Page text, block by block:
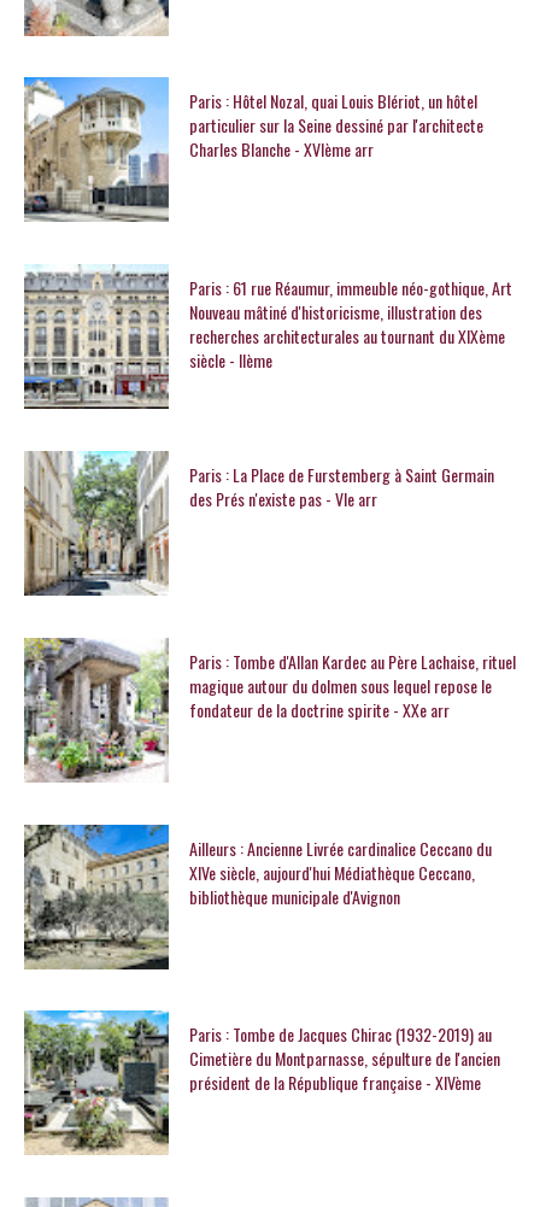
Paris : Hôtel Nozal, quai Louis Blériot, un hôtel
particulier sur la Seine dessiné par l'architecte
Charles Blanche - XVIème arr
Paris : 61 rue Réaumur, immeuble néo-gothique, Art
Nouveau mâtiné d'historicisme, illustration des
recherches architecturales au tournant du XIXème
siècle - IIème
Paris : La Place de Furstemberg à Saint Germain
des Prés n'existe pas - VIe arr
Paris : Tombe d'Allan Kardec au Père Lachaise, rituel
magique autour du dolmen sous lequel repose le
fondateur de la doctrine spirite - XXe arr
Ailleurs : Ancienne Livrée cardinalice Ceccano du
XIVe siècle, aujourd'hui Médiathèque Ceccano,
bibliothèque municipale d'Avignon
Paris : Tombe de Jacques Chirac (1932-2019) au
Cimetière du Montparnasse, sépulture de l'ancien
président de la République française - XIVème